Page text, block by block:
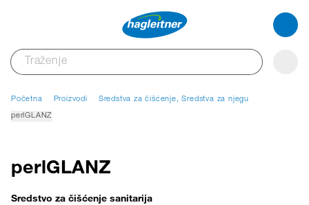
Početna Proizvodi Sredstva za čišćenje, Sredstva za njegu
perlGLANZ
perlGLANZ
Sredstvo za čišćenje sanitarija